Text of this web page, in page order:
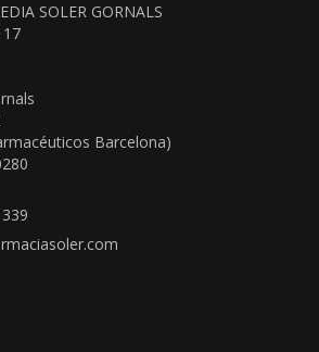
SOLER GORNALS
Barcelona)